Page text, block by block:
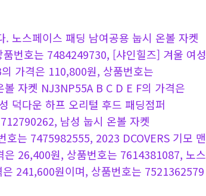
노스페이스 패딩 남여공용 눕시 온볼 자켓
번호는 7484249730, [샤인힐즈] 겨울 여성
가격은 110,800원, 상품번호는
자켓 NJ3NP55A B C D E F의 가격은
덕다운 하프 오리털 후드 패딩점퍼
남성 눕시 온볼 자켓
는 7475982555, 2023 DCOVERS 기모 맨
26,400원, 상품번호는 7614381087, 노스
241,600원이며, 상품번호는 7521362579